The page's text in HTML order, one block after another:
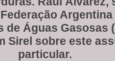
de Águas Gasosas
Sirel sobre este
particular.